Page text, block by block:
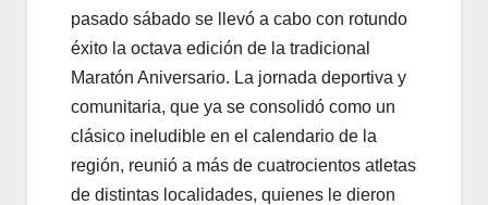
pasado sábado se llevó a cabo con rotundo
éxito la octava edición de la tradicional
Maratón Aniversario. La jornada deportiva y
comunitaria, que ya se consolidó como un
clásico ineludible en el calendario de la
región, reunió a más de cuatrocientos atletas
de distintas localidades, quienes le dieron